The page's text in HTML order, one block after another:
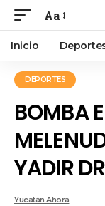
Aa
Inicio
DEPORTES
BOMBA
YADIR
Yucatán Ahora